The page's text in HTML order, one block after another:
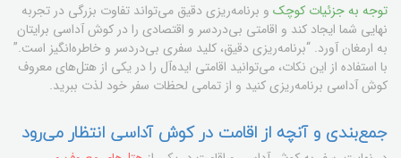
توجه به جزئیات کوچک و برنامه‌ریزی دقیق می‌تواند تفاوت بزرگی در تجربه
نهایی شما ایجاد کند و اقامتی بی‌دردسر و اقتصادی را در کوش آداسی برایتان
به ارمغان آورد. “برنامه‌ریزی دقیق، کلید سفری بی‌دردسر و خاطره‌انگیز است.”
با استفاده از این نکات، می‌توانید اقامتی ایده‌آل را در یکی از هتل‌های معروف
کوش آداسی برنامه‌ریزی کنید و از تمامی لحظات سفر خود لذت ببرید.
جمع‌بندی و آنچه از اقامت در کوش آداسی انتظار می‌رود